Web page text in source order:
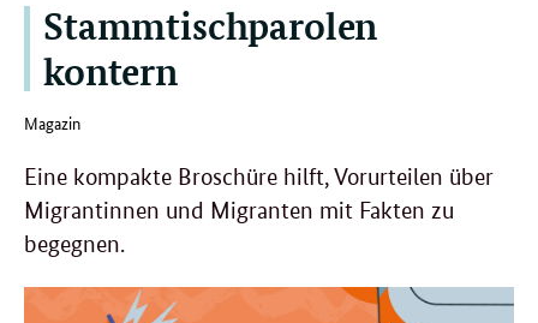
Stammtischparolen
kontern
Magazin
Eine kompakte Broschüre hilft, Vorurteilen über
Migrantinnen und Migranten mit Fakten zu
begegnen.